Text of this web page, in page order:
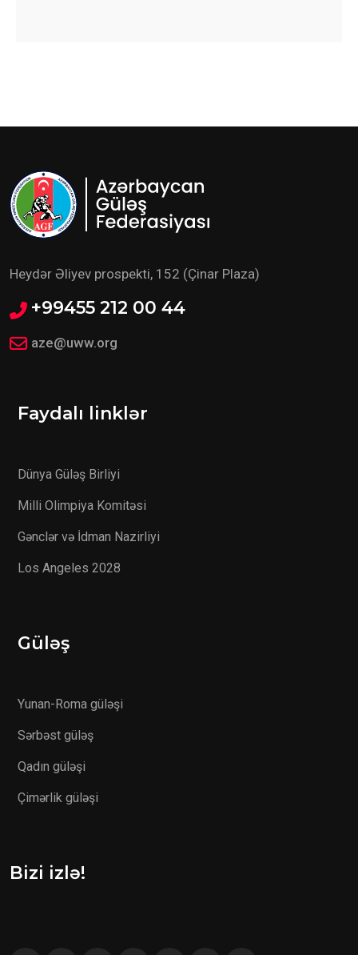
Heydər Əliyev prospekti, 152 (Çinar Plaza)
+99455 212 00 44
aze@uww.org
Faydalı linklər
Dünya Güləş Birliyi
Milli Olimpiya Komitəsi
Gənclər və İdman Nazirliyi
Los Angeles 2028
Güləş
Yunan-Roma güləşi
Sərbəst güləş
Qadın güləşi
Çimərlik güləşi
Bizi izlə!